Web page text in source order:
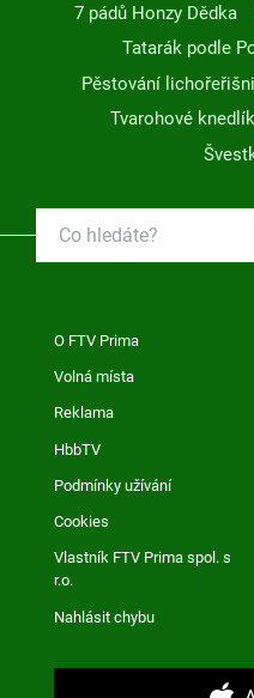
7 pádů Honzy Dědka
Tatarák podle
Pěstování
Tvarohové
O FTV Prima
Volná místa
Reklama
HbbTV
Podmínky užívání
Cookies
Vlastník FTV Prima spol. s
r.o.
Nahlásit chybu